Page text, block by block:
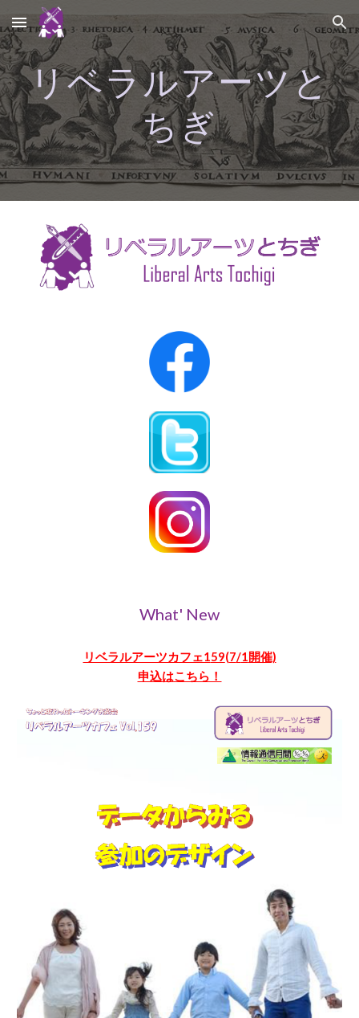
Skip to main content Skip to navigation
リベラルアーツと
ちぎ
What' New
リベラルアーツカフェ159(7/1開催)
申込はこちら！